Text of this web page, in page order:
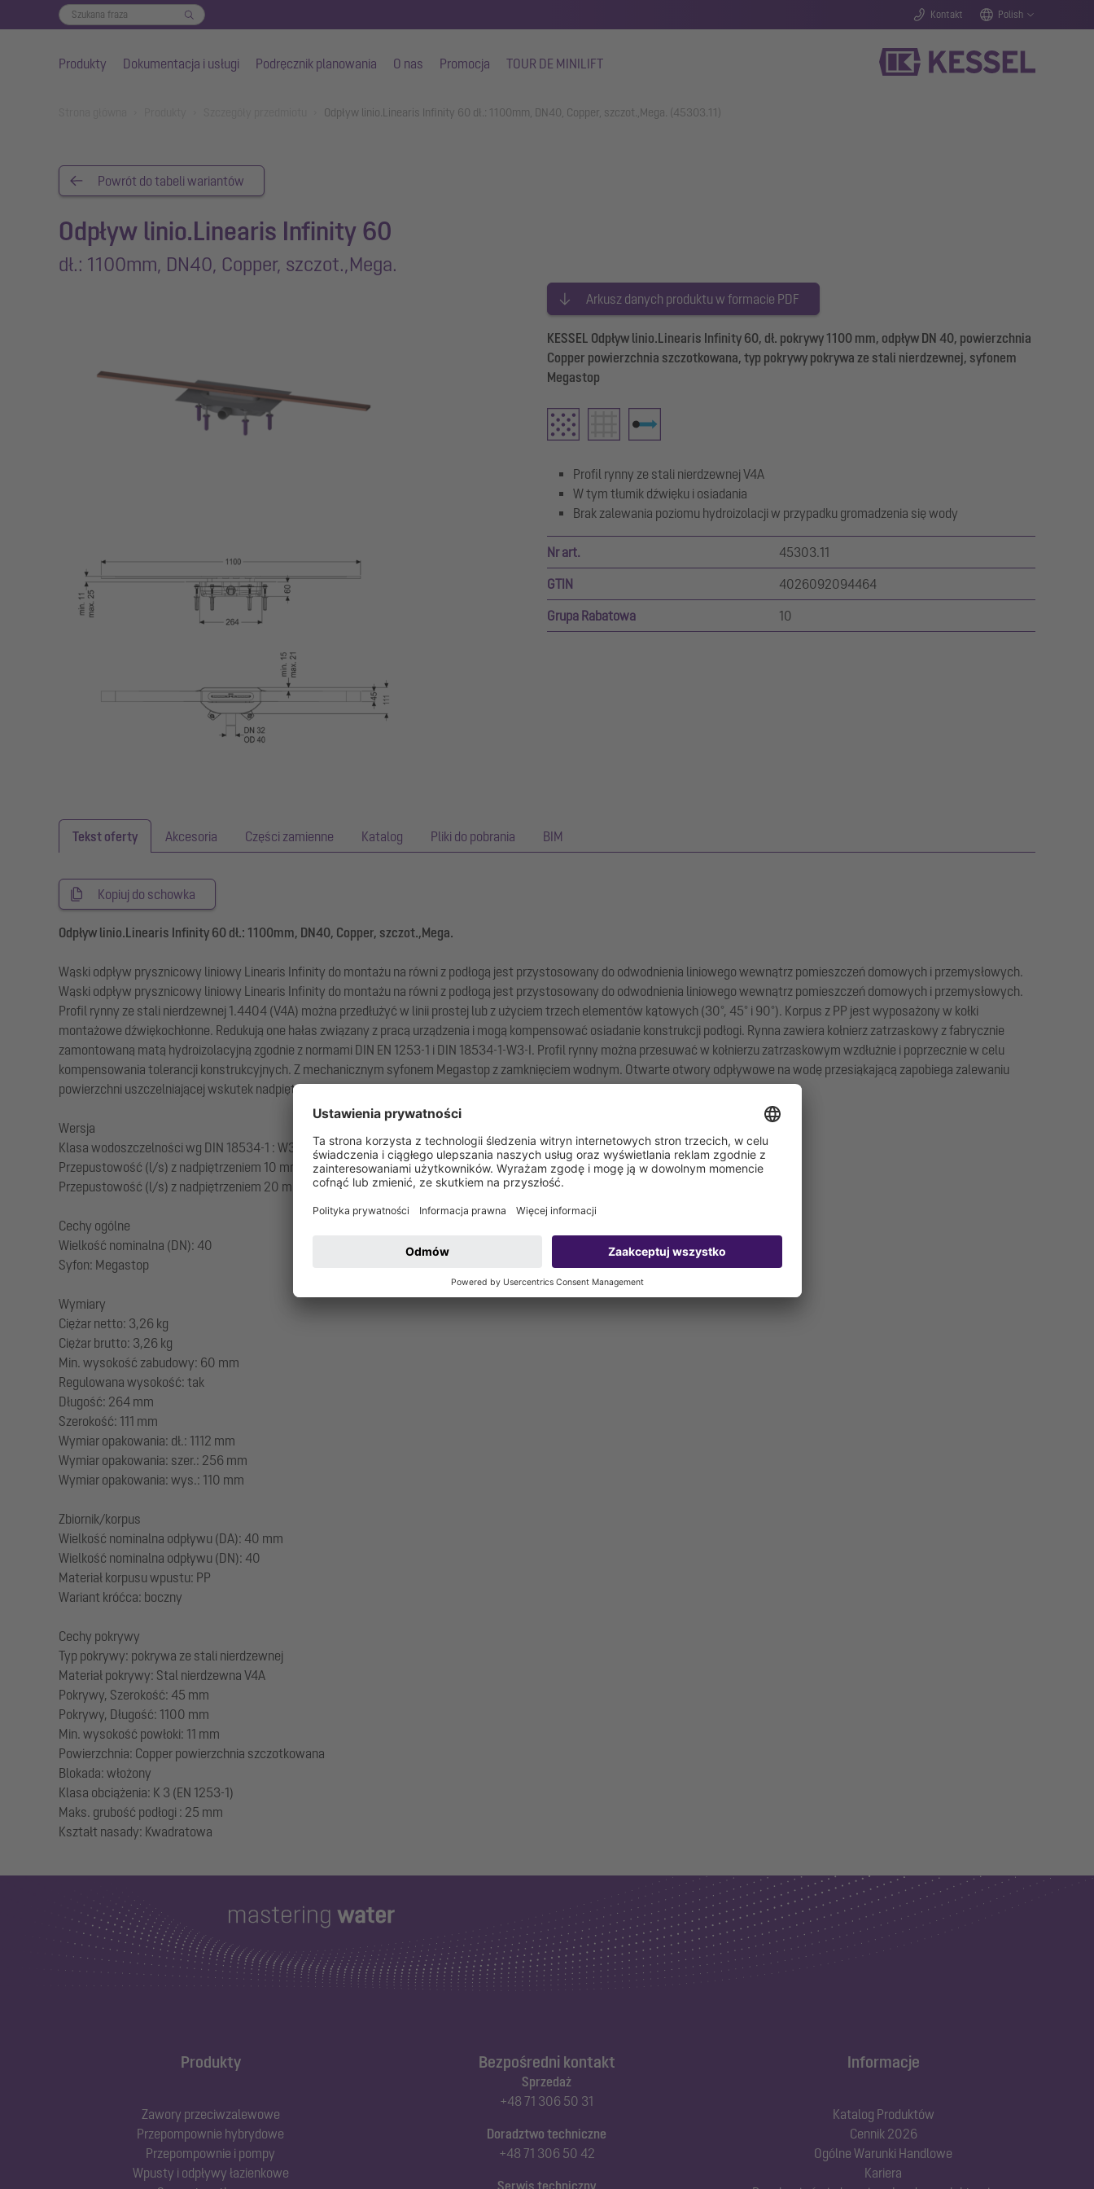
Kontakt Polish
Produkty Dokumentacja i usługi Podręcznik planowania O nas Promocja TOUR DE MINILIFT
Odpływ linio.Linearis Infinity 60 dł.: 1100mm, DN40, Copper, szczot.,Mega. (45303.11)
Powrót do tabeli wariantów
Odpływ linio.Linearis Infinity 60
dł.: 1100mm, DN40, Copper, szczot.,Mega.
Arkusz danych produktu w formacie PDF
KESSEL Odpływ linio.Linearis Infinity 60, dł. pokrywy 1100 mm, odpływ DN 40, powierzchnia
Copper powierzchnia szczotkowana, typ pokrywy pokrywa ze stali nierdzewnej, syfonem
Megastop
Profil rynny ze stali nierdzewnej V4A
W tym tłumik dźwięku i osiadania
Brak zalewania poziomu hydroizolacji w przypadku gromadzenia się wody
Nr art. 45303.11
GTIN 4026092094464
Grupa Rabatowa 10
Tekst oferty Akcesoria Części zamienne Katalog Pliki do pobrania BIM
Kopiuj do schowka
Odpływ linio.Linearis Infinity 60 dł.: 1100mm, DN40, Copper, szczot.,Mega.
Wąski odpływ prysznicowy liniowy Linearis Infinity do montażu na równi z podłogą jest przystosowany do odwodnienia liniowego wewnątrz pomieszczeń domowych i przemysłowych.
Wąski odpływ prysznicowy liniowy Linearis Infinity do montażu na równi z podłogą jest przystosowany do odwodnienia liniowego wewnątrz pomieszczeń domowych i przemysłowych.
Profil rynny ze stali nierdzewnej 1.4404 (V4A) można przedłużyć w linii prostej lub z użyciem trzech elementów kątowych (30°, 45° i 90°). Korpus z PP jest wyposażony w kołki
montażowe dźwiękochłonne. Redukują one hałas związany z pracą urządzenia i mogą kompensować osiadanie konstrukcji podłogi. Rynna zawiera kołnierz zatrzaskowy z fabrycznie
zamontowaną matą hydroizolacyjną zgodnie z normami DIN EN 1253-1 i DIN 18534-1-W3-I. Profil rynny można przesuwać w kołnierzu zatrzaskowym wzdłużnie i poprzecznie w celu
kompensowania tolerancji konstrukcyjnych. Z mechanicznym syfonem Megastop z zamknięciem wodnym. Otwarte otwory odpływowe na wodę przesiąkającą zapobiega zalewaniu
powierzchni uszczelniającej wskutek nadpiętrzenia.
Wersja
Klasa wodoszczelności wg DIN 18534-1 : W3-I
Przepustowość (l/s) z nadpiętrzeniem 10 mm: 0,2
Przepustowość (l/s) z nadpiętrzeniem 20 mm: 0,4
Cechy ogólne
Wielkość nominalna (DN): 40
Syfon: Megastop
Wymiary
Ciężar netto: 3,26 kg
Ciężar brutto: 3,26 kg
Min. wysokość zabudowy: 60 mm
Regulowana wysokość: tak
Długość: 264 mm
Szerokość: 111 mm
Wymiar opakowania: dł.: 1112 mm
Wymiar opakowania: szer.: 256 mm
Wymiar opakowania: wys.: 110 mm
Zbiornik/korpus
Wielkość nominalna odpływu (DA): 40 mm
Wielkość nominalna odpływu (DN): 40
Materiał korpusu wpustu: PP
Wariant króćca: boczny
Cechy pokrywy
Typ pokrywy: pokrywa ze stali nierdzewnej
Materiał pokrywy: Stal nierdzewna V4A
Pokrywy, Szerokość: 45 mm
Pokrywy, Długość: 1100 mm
Min. wysokość powłoki: 11 mm
Powierzchnia: Copper powierzchnia szczotkowana
Blokada: włożony
Klasa obciążenia: K 3 (EN 1253-1)
Maks. grubość podłogi : 25 mm
Produkty
Zawory przeciwzalewowe
Przepompownie hybrydowe
Przepompownie i pompy
Wpusty i odpływy łazienkowe
Bezpośredni kontakt
Sprzedaż
+48 71 306 50 31
Doradztwo techniczne
+48 71 306 50 42
Serwis techniczny
Informacje
Katalog Produktów
Cennik 2026
Ogólne Warunki Handlowe
Kariera